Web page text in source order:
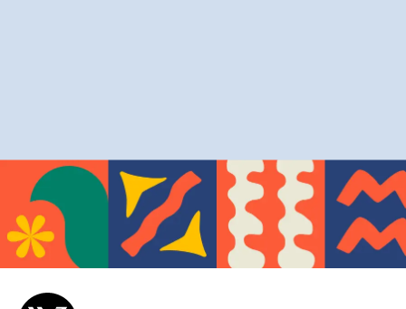
Éditions